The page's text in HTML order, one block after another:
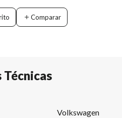
Comparar
Técnicas
Volkswagen